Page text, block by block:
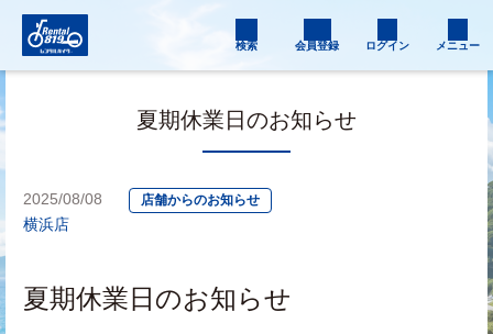
検索 会員登録 ログイン メニュー
夏期休業日のお知らせ
2025/08/08 店舗からのお知らせ
横浜店
夏期休業日のお知らせ